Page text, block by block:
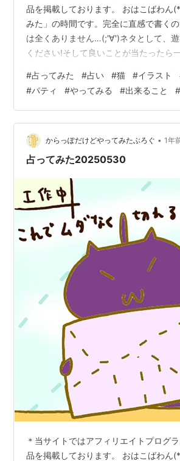
品を掲載しております。 おはこばわん
みた」の時間です。完全に直感で書く
は全くありません…(;'∀')ネタとして、
ください!そして良いことが当たったら
日の運勢にするもよし夜 🌛読んで明日
し来週、来月の…なんてのもありでご自
ばと考えています。 それではやってみ
色のうち、どちらかを選んでください
結果 ～～ ローズを選んだ方… やってみ
り…
#占ってみた #占い #猫 #イラスト
#パティ #やってみる #出来ること
からっぽだけどやってみたぶろぐ • 1年
占ってみた20250530
＊当サイトではアフィリエイトプログ
品を掲載しております。 おはこばわん